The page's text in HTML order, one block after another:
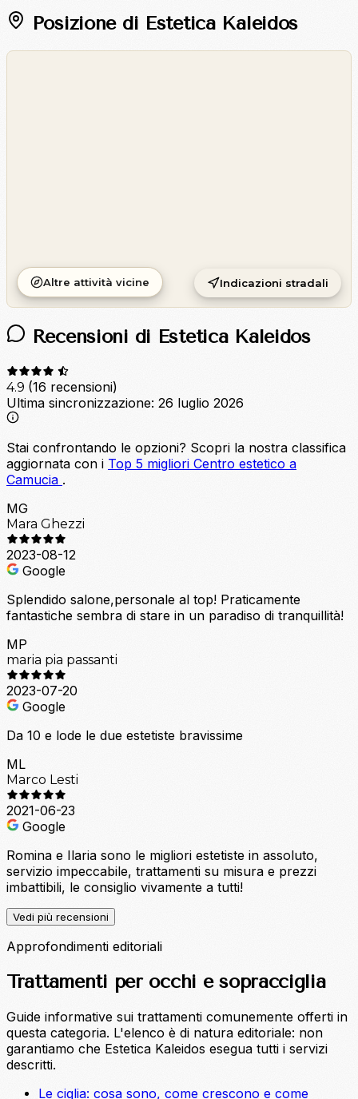
Posizione di Estetica Kaleidos
Altre attività vicine Indicazioni stradali
Recensioni di Estetica Kaleidos
4.9 (16 recensioni)
Ultima sincronizzazione: 26 luglio 2026
Stai confrontando le opzioni? Scopri la nostra classifica
aggiornata con i Top 5 migliori Centro estetico a
Camucia .
MG
Mara Ghezzi
2023-08-12
Google
Splendido salone,personale al top! Praticamente
fantastiche sembra di stare in un paradiso di tranquillità!
MP
maria pia passanti
2023-07-20
Google
Da 10 e lode le due estetiste bravissime
ML
Marco Lesti
2021-06-23
Google
Romina e Ilaria sono le migliori estetiste in assoluto,
servizio impeccabile, trattamenti su misura e prezzi
imbattibili, le consiglio vivamente a tutti!
Vedi più recensioni
Approfondimenti editoriali
Trattamenti per occhi e sopracciglia
Guide informative sui trattamenti comunemente offerti in
questa categoria. L'elenco è di natura editoriale: non
garantiamo che Estetica Kaleidos esegua tutti i servizi
descritti.
Le ciglia: cosa sono, come crescono e come